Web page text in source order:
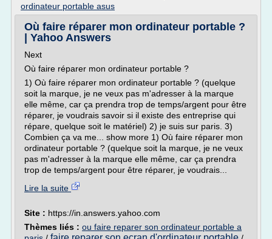
ordinateur portable asus
Où faire réparer mon ordinateur portable ?
| Yahoo Answers
Next
Où faire réparer mon ordinateur portable ?
1) Où faire réparer mon ordinateur portable ? (quelque
soit la marque, je ne veux pas m'adresser à la marque
elle même, car ça prendra trop de temps/argent pour être
réparer, je voudrais savoir si il existe des entreprise qui
répare, quelque soit le matériel) 2) je suis sur paris. 3)
Combien ça va me... show more 1) Où faire réparer mon
ordinateur portable ? (quelque soit la marque, je ne veux
pas m'adresser à la marque elle même, car ça prendra
trop de temps/argent pour être réparer, je voudrais...
Lire la suite
Site : https://in.answers.yahoo.com
Thèmes liés : ou faire reparer son ordinateur portable a